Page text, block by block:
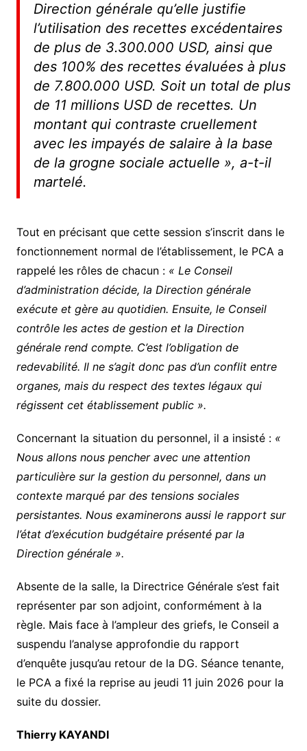
Direction générale qu’elle justifie
l’utilisation des recettes excédentaires
de plus de 3.300.000 USD, ainsi que
des 100% des recettes évaluées à plus
de 7.800.000 USD. Soit un total de plus
de 11 millions USD de recettes. Un
montant qui contraste cruellement
avec les impayés de salaire à la base
de la grogne sociale actuelle », a-t-il
martelé.
Tout en précisant que cette session s’inscrit dans le
fonctionnement normal de l’établissement, le PCA a
rappelé les rôles de chacun : « Le Conseil
d’administration décide, la Direction générale
exécute et gère au quotidien. Ensuite, le Conseil
contrôle les actes de gestion et la Direction
générale rend compte. C’est l’obligation de
redevabilité. Il ne s’agit donc pas d’un conflit entre
organes, mais du respect des textes légaux qui
régissent cet établissement public ».
Concernant la situation du personnel, il a insisté : «
Nous allons nous pencher avec une attention
particulière sur la gestion du personnel, dans un
contexte marqué par des tensions sociales
persistantes. Nous examinerons aussi le rapport sur
l’état d’exécution budgétaire présenté par la
Direction générale ».
Absente de la salle, la Directrice Générale s’est fait
représenter par son adjoint, conformément à la
règle. Mais face à l’ampleur des griefs, le Conseil a
suspendu l’analyse approfondie du rapport
d’enquête jusqu’au retour de la DG. Séance tenante,
le PCA a fixé la reprise au jeudi 11 juin 2026 pour la
suite du dossier.
Thierry KAYANDI